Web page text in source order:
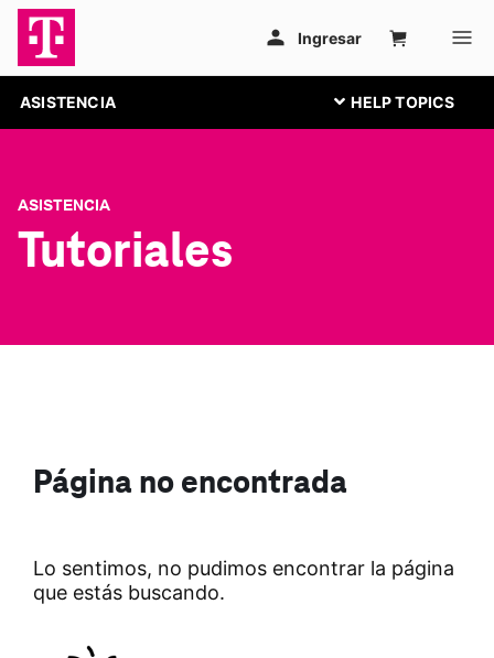
ASISTENCIA
ASISTENCIA
Tutoriales